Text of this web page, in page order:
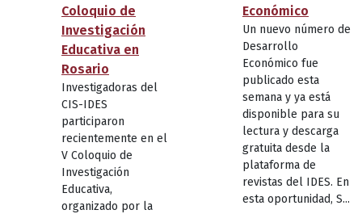
Coloquio de
Investigación
Educativa en
Rosario
Investigadoras del
CIS-IDES
participaron
recientemente en el
V Coloquio de
Investigación
Educativa,
organizado por la
Económico
Un nuevo número de
Desarrollo
Económico fue
publicado esta
semana y ya está
disponible para su
lectura y descarga
gratuita desde la
plataforma de
revistas del IDES. En
esta oportunidad, S...